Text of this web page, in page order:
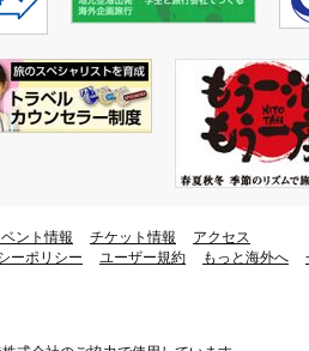
ント情報 チケット情報
アクセス
ーポリシー ユーザー規約 もっと海外へ